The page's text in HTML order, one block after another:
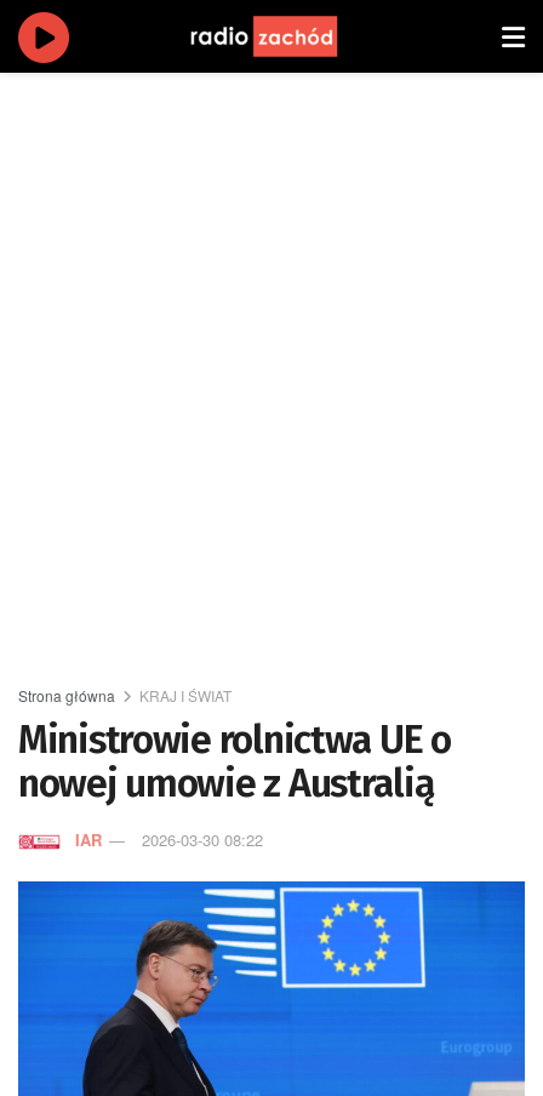
Strona główna KRAJ I ŚWIAT
Ministrowie rolnictwa UE o
nowej umowie z Australią
IAR 2026-03-30 08:22